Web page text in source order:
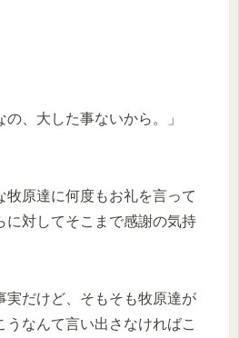
の、大した事ないから。」
牧原達に何度もお礼を言って
に対してそこまで感謝の気持
実だけど、そもそも牧原達が
うなんて言い出さなければこ